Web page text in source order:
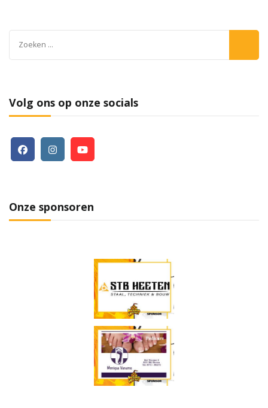
Volg ons op onze socials
Onze sponsoren